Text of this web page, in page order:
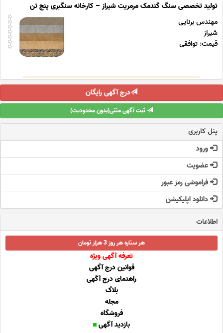
تولید تخصصی سنگ گندمک مرمریت شیراز – کارخانه سنگبری پنج تن
مهندس برنایی
شیراز
قیمت: توافقی
درج آگهی رایگان
ثبت آگهی متنی(بدون محدودیت)
پنل کاربری
ورود
عضویت
فراموشی رمز عبور
دانلود اپلیکیشن
اطلاعات
هر ستاره هر روز 3 هزار تومان
تعرفه آگهی ویژه
قوانین درج آگهی
راهنمای درج آگهی
بلاگ
مجله
فروشگاه
بازدید آگهی